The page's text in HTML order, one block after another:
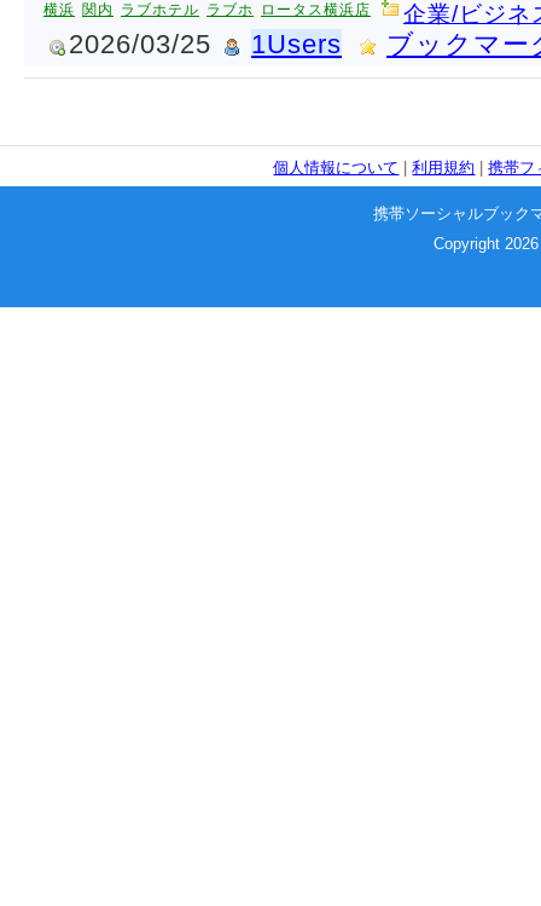
横浜 関内 ラブホテル ラブホ ロータス横浜店 企業/ビジネ
2026/03/25 1Users ブックマー
個人情報について |利用規約 |携帯フ
携帯ソーシャルブック
Copyright